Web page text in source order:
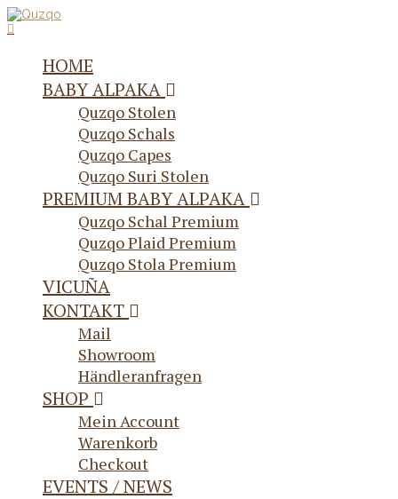
HOME
BABY ALPAKA
Quzqo Stolen
Quzqo Schals
Quzqo Capes
Quzqo Suri Stolen
PREMIUM BABY ALPAKA
Quzqo Schal Premium
Quzqo Plaid Premium
Quzqo Stola Premium
VICUÑA
KONTAKT
Mail
Showroom
Händleranfragen
SHOP
Mein Account
Warenkorb
Checkout
EVENTS / NEWS